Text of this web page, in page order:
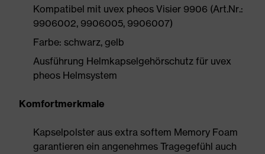
Kompatibel mit uvex pheos Visier 9906 (Art.Nr.:
9906002, 9906005, 9906007)
Farbe: schwarz, gelb
Ausführung Helmkapselgehörschutz für uvex
pheos Helmsystem
Komfortmerkmale
Kapselpolster aus extra softem Memory Foam
garantieren ein angenehmes Tragegefühl auch